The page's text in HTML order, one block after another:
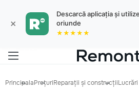
×
Descarcă aplicația și
oriunde
★★★★★
PrincipalaPrețuriReparații și construcții